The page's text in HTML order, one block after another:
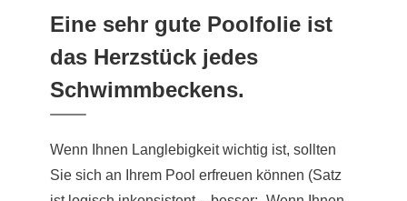
Eine sehr gute Poolfolie ist
das Herzstück jedes
Schwimmbeckens.
Wenn Ihnen Langlebigkeit wichtig ist, sollten
Sie sich an Ihrem Pool erfreuen können (Satz